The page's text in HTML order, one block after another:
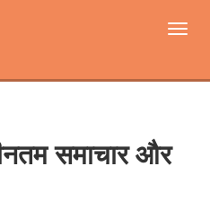
टॉगल
समाचार और